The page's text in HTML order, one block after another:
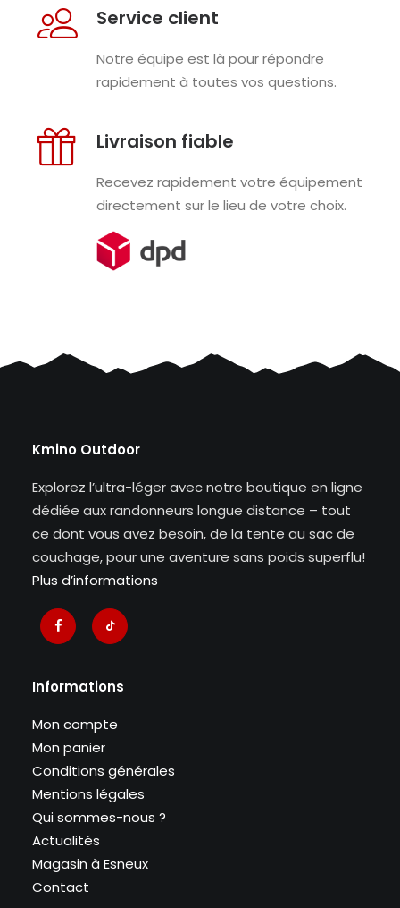
Service client
Notre équipe est là pour répondre
rapidement à toutes vos questions.
Livraison fiable
Recevez rapidement votre équipement
directement sur le lieu de votre choix.
Kmino Outdoor
Explorez l’ultra-léger avec notre boutique en ligne
dédiée aux randonneurs longue distance – tout
ce dont vous avez besoin, de la tente au sac de
couchage, pour une aventure sans poids superflu!
Plus d’informations
Informations
Mon compte
Mon panier
Conditions générales
Mentions légales
Qui sommes-nous ?
Actualités
Magasin à Esneux
Contact